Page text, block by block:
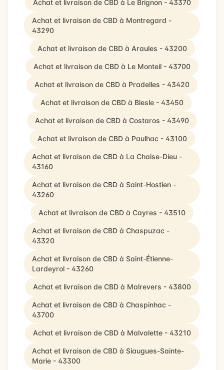
Achat et livraison de CBD à Le Brignon - 43370
Achat et livraison de CBD à Montregard -
43290
Achat et livraison de CBD à Araules - 43200
Achat et livraison de CBD à Le Monteil - 43700
Achat et livraison de CBD à Pradelles - 43420
Achat et livraison de CBD à Blesle - 43450
Achat et livraison de CBD à Costaros - 43490
Achat et livraison de CBD à Paulhac - 43100
Achat et livraison de CBD à La Chaise-Dieu -
43160
Achat et livraison de CBD à Saint-Hostien -
43260
Achat et livraison de CBD à Cayres - 43510
Achat et livraison de CBD à Chaspuzac -
43320
Achat et livraison de CBD à Saint-Étienne-
Lardeyrol - 43260
Achat et livraison de CBD à Malrevers - 43800
Achat et livraison de CBD à Chaspinhac -
43700
Achat et livraison de CBD à Malvalette - 43210
Achat et livraison de CBD à Siaugues-Sainte-
Marie - 43300